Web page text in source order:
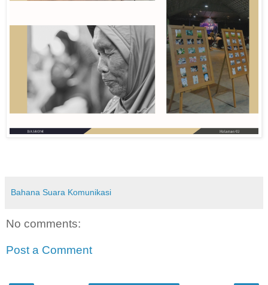
Bahana Suara Komunikasi
No comments:
Post a Comment